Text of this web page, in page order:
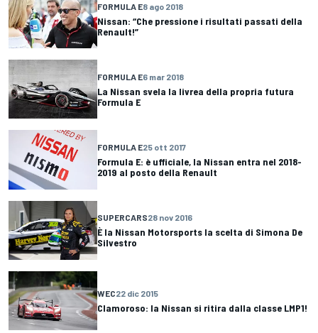
FORMULA E8 ago 2018
Nissan: “Che pressione i risultati passati della
Renault!”
FORMULA E6 mar 2018
La Nissan svela la livrea della propria futura
Formula E
FORMULA E25 ott 2017
Formula E: è ufficiale, la Nissan entra nel 2018-
2019 al posto della Renault
SUPERCARS28 nov 2016
È la Nissan Motorsports la scelta di Simona De
Silvestro
WEC22 dic 2015
Clamoroso: la Nissan si ritira dalla classe LMP1!